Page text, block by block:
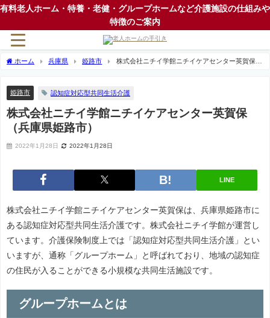
有料老人ホーム・特養・老健・グループホームなど介護施設の仕組みや
特徴のご案内
ホーム 兵庫県 姫路市
株式会社ニチイ学館ニチイケアセンター英賀保
姫路市 認知症対応型共同生活介護
株式会社ニチイ学館ニチイケアセンター英賀保
（兵庫県姫路市）
2022年1月28日 2022年1月28日
LINE
株式会社ニチイ学館ニチイケアセンター英賀保は、兵庫県姫路市に
ある認知症対応型共同生活介護です。株式会社ニチイ学館が運営し
ています。介護保険制度上では「認知症対応型共同生活介護」とい
いますが、通称「グループホーム」と呼ばれており、地域の認知症
の住民が入ることができる小規模な共同生活施設です。
グループホームとは